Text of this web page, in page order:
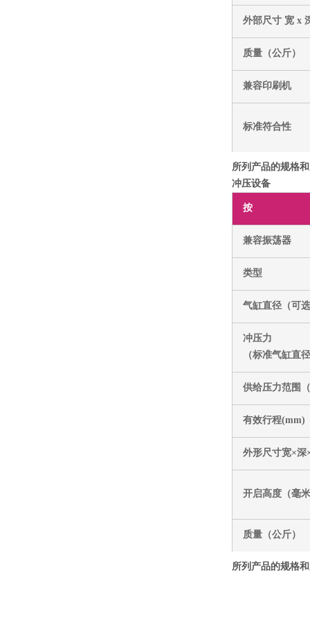
外部尺寸 宽 x
质量（公斤）
兼容印刷机
标准符合性
所列产品的规格
冲压设备
按
兼容振荡器
类型
气缸直径（可
冲压力
（标准气缸直
供给压力范围
有效行程(mm)
外形尺寸宽×深
开启高度（毫
质量（公斤）
所列产品的规格